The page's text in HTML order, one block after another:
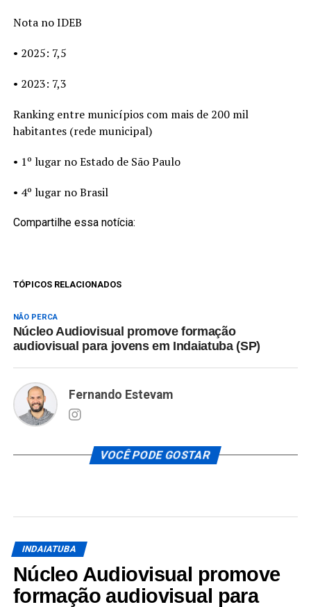
Nota no IDEB
• 2025: 7,5
• 2023: 7,3
Ranking entre municípios com mais de 200 mil
habitantes (rede municipal)
• 1º lugar no Estado de São Paulo
• 4º lugar no Brasil
Compartilhe essa notícia:
TÓPICOS RELACIONADOS
NÃO PERCA
Núcleo Audiovisual promove formação
audiovisual para jovens em Indaiatuba (SP)
Fernando Estevam
VOCÊ PODE GOSTAR
INDAIATUBA
Núcleo Audiovisual promove
formação audiovisual para